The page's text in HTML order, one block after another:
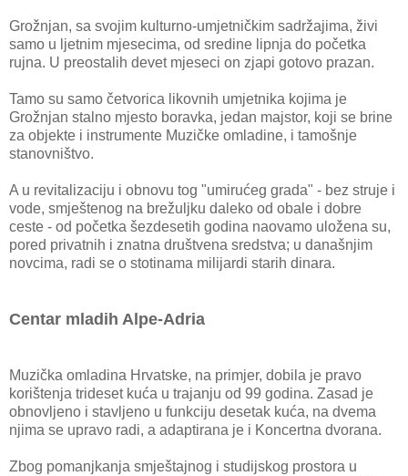
Grožnjan, sa svojim kulturno-umjetničkim sadržajima, živi
samo u ljetnim mjesecima, od sredine lipnja do početka
rujna. U preostalih devet mjeseci on zjapi gotovo prazan.
Tamo su samo četvorica likovnih umjetnika kojima je
Grožnjan stalno mjesto boravka, jedan majstor, koji se brine
za objekte i instrumente Muzičke omladine, i tamošnje
stanovništvo.
A u revitalizaciju i obnovu tog "umirućeg grada" - bez struje i
vode, smještenog na brežuljku daleko od obale i dobre
ceste - od početka šezdesetih godina naovamo uložena su,
pored privatnih i znatna društvena sredstva; u današnjim
novcima, radi se o stotinama milijardi starih dinara.
Centar mladih Alpe-Adria
Muzička omladina Hrvatske, na primjer, dobila je pravo
korištenja trideset kuća u trajanju od 99 godina. Zasad je
obnovljeno i stavljeno u funkciju desetak kuća, na dvema
njima se upravo radi, a adaptirana je i Koncertna dvorana.
Zbog pomanjkanja smještajnog i studijskog prostora u